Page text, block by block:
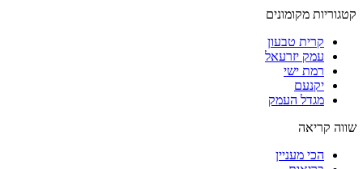
קטגוריות מקומונים
קרית טבעון
עמק יזרעאל
רמת ישי
יקנעם
מגדל העמק
שווה קריאה
הכי מעניין